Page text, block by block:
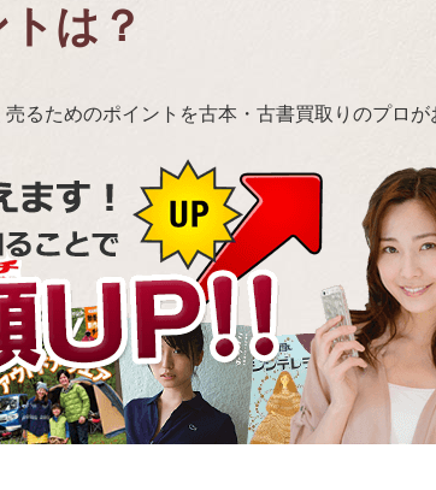
は？
るためのポイントを古本・古書買取りのプロが